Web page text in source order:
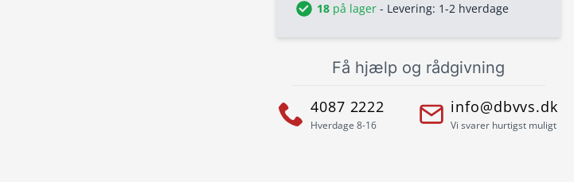
18 på lager - Levering: 1-2 hverdage
Få hjælp og rådgivning
4087 2222
Hverdage 8-16
info@dbvvs.dk
Vi svarer hurtigst muligt